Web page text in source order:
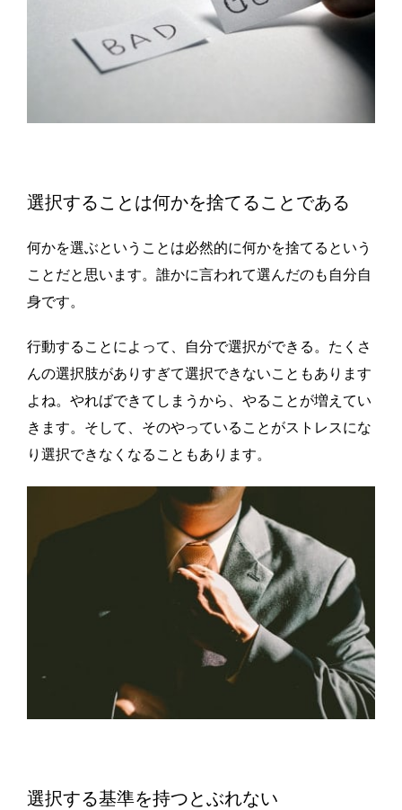
選択することは何かを捨てることである
何かを選ぶということは必然的に何かを捨てるという
ことだと思います。誰かに言われて選んだのも自分自
身です。
行動することによって、自分で選択ができる。たくさ
んの選択肢がありすぎて選択できないこともあります
よね。やればできてしまうから、やることが増えてい
きます。そして、そのやっていることがストレスにな
り選択できなくなることもあります。
選択する基準を持つとぶれない